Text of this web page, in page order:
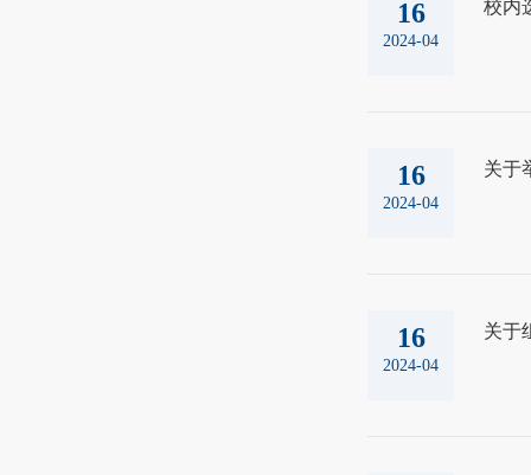
16
2024-04
校内
16
2024-04
关于
16
2024-04
关于